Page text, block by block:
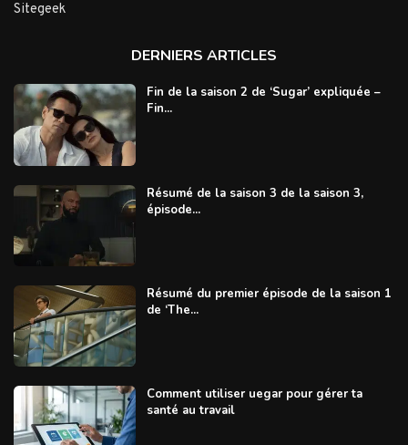
Sitegeek
DERNIERS ARTICLES
Fin de la saison 2 de ‘Sugar’ expliquée –
Fin...
Résumé de la saison 3 de la saison 3,
épisode...
Résumé du premier épisode de la saison 1
de ‘The...
Comment utiliser uegar pour gérer ta
santé au travail